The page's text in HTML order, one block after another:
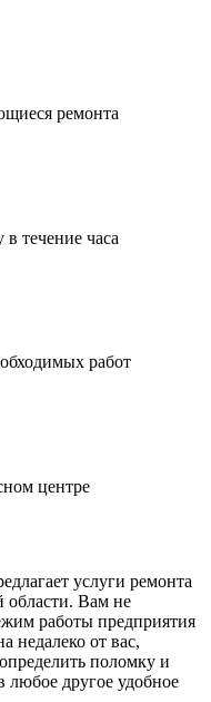
ремонта
течение часа
работ
центре
услуги ремонта
области. Вам не
работы предприятия
недалеко от вас,
поломку и
любое другое удобное